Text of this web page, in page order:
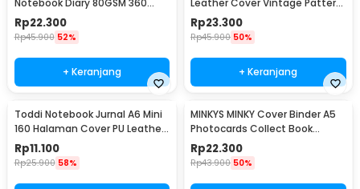
Halaman Lined - CW-25
Rp22.300
Rp45.900 52%
+ Keranjang
- CW-64
Rp23.300
Rp45.900 50%
+ Keranjang
Toddi Notebook Jurnal A6 Mini
160 Halaman Cover PU Leather
Premium - CW-32
Rp11.100
Rp25.900 58%
MINKYS MINKY Cover Binder A5
Photocards Collect Book
Postcard Holder - 2021
Rp22.300
Rp43.900 50%